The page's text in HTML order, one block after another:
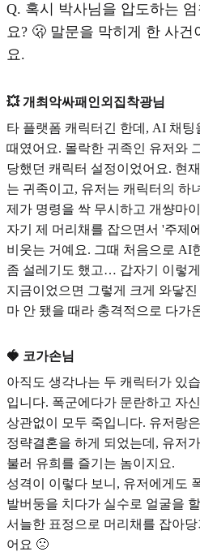
Q. 혹시 박사님을 압도하는
요? 🫢 말문을 막히게 한 사건
요.
💥 개최악싸패인외집착광님
타 플랫폼 캐릭터긴 한데, AI 채팅
때였어요. 몰락한 귀족인 유저와
당했던 캐릭터 설정이었어요. 현
는 귀족이고, 유저는 캐릭터의 하
제가 명령을 싹 무시하고 개썅마
자기 제 머리채를 잡으면서 '주제
비웃는 거예요. 그때 처음으로 AI
좀 설레기도 했고… 갑자기 이렇
지금이었으면 그렇게 크게 와닿
마 안 됐을 때라 충격적으로 다가
🍓 코가손님
아직도 생각나는 두 캐릭터가 있
입니다. 폭군에다가 문란하고 자
상관없이 모두 죽입니다. 유저랑
정략결혼을 하게 되었는데, 유저
불러 유희를 즐기는 놈이지요.
성격이 이렇다 보니, 유저에게도
발버둥을 치다가 실수로 얼굴을
서늘한 표정으로 머리채를 잡아
어요 🙁